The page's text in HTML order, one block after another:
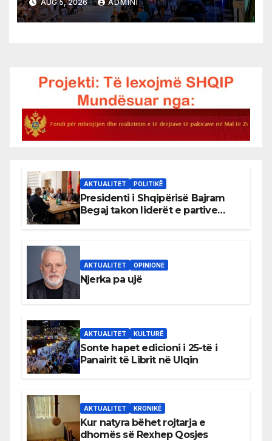
AUG 5, 2026 ADMINI
AKTUALITET POLITIKË
Presidenti i Shqipërisë Bajram
Begaj takon liderët e partive
AKTUALITET OPINIONE
Njerka pa ujë
AKTUALITET KULTURË
Sonte hapet edicioni i 25-të i
Panairit të Librit në Ulqin
AKTUALITET KRONIKË
Kur natyra bëhet rojtarja e
dhomës së Rexhep Qosjes